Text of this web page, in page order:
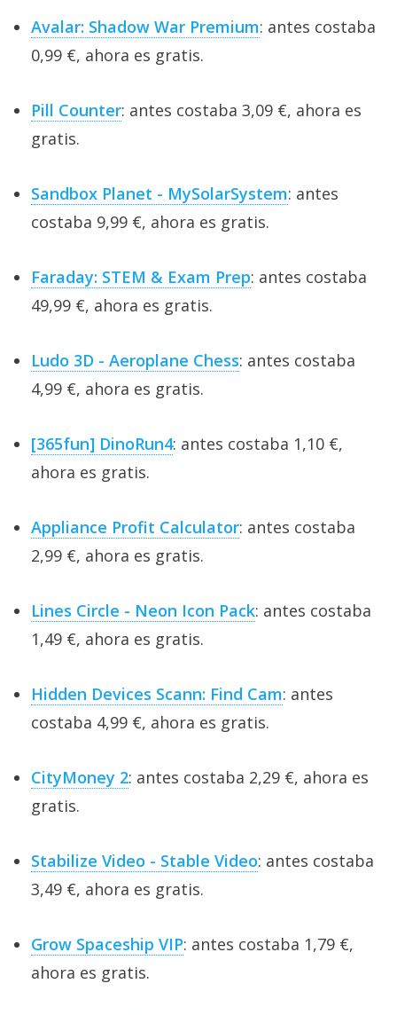
Avalar: Shadow War Premium: antes costaba
0,99 €, ahora es gratis.
Pill Counter: antes costaba 3,09 €, ahora es
gratis.
Sandbox Planet - MySolarSystem: antes
costaba 9,99 €, ahora es gratis.
Faraday: STEM & Exam Prep: antes costaba
49,99 €, ahora es gratis.
Ludo 3D - Aeroplane Chess: antes costaba
4,99 €, ahora es gratis.
[365fun] DinoRun4: antes costaba 1,10 €,
ahora es gratis.
Appliance Profit Calculator: antes costaba
2,99 €, ahora es gratis.
Lines Circle - Neon Icon Pack: antes costaba
1,49 €, ahora es gratis.
Hidden Devices Scann: Find Cam: antes
costaba 4,99 €, ahora es gratis.
CityMoney 2: antes costaba 2,29 €, ahora es
gratis.
Stabilize Video - Stable Video: antes costaba
3,49 €, ahora es gratis.
Grow Spaceship VIP: antes costaba 1,79 €,
ahora es gratis.